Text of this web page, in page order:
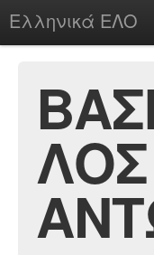
Ελληνικά ΕΛΟ
chesstu.be @ discord
LoginΛΟΣ